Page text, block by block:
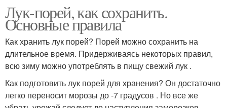
Лук-порей, как сохранить.
Основные правила
Как хранить лук порей? Порей можно сохранить на
длительное время. Придерживаясь некоторых правил,
всю зиму можно употреблять в пищу свежий лук .
Как подготовить лук порей для хранения? Он достаточно
легко переносит морозы до -7 градусов . Но все же